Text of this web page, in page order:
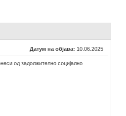
Датум на објава: 10.06.2025
од задолжително социјално